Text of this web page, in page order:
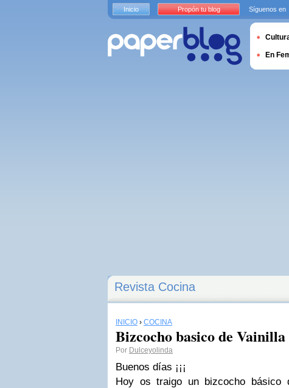
Revista Cocina
INICIO › COCINA
Bizcocho basico de Vainilla
Por Dulceyolinda
Buenos días ¡¡¡
Hoy os traigo un bizcocho básico
Inicio Propón tu blog Síguenos en
En